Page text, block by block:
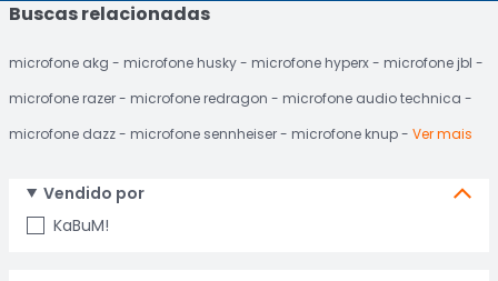

 Departamentos
Cupons
 Ativar tradutor em libras
ENTRE
CADASTRE-SE
Buscas relacionadas
microfone akg microfone husky microfone hyperx
microfone jbl
microfone razer
microfone redragon
microfone audio technica
microfone dazz
microfone sennheiser microfone knup Ver mais
Vendido por
KaBuM!